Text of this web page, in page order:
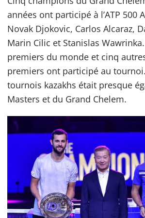
années ont participé à l’ATP 500
Novak Djokovic, Carlos Alcaraz,
Marin Cilic et Stanislas
premiers du monde et cinq
premiers ont participé au tournoi.
tournois kazakhs était presque
Masters et du Grand Chelem.